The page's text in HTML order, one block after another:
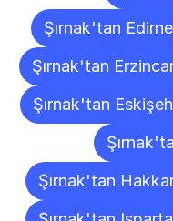
Şırnak'tan
Şırnak'tan
Şırnak'tan
Şırnak'tan